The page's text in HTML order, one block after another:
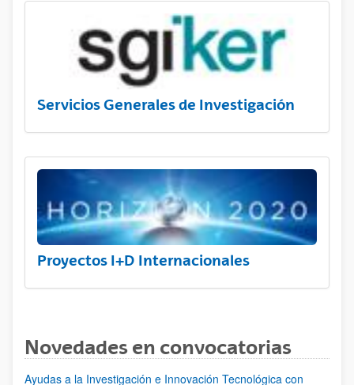
Servicios Generales de Investigación
Proyectos I+D Internacionales
Novedades en convocatorias
Ayudas a la Investigación e Innovación Tecnológica con